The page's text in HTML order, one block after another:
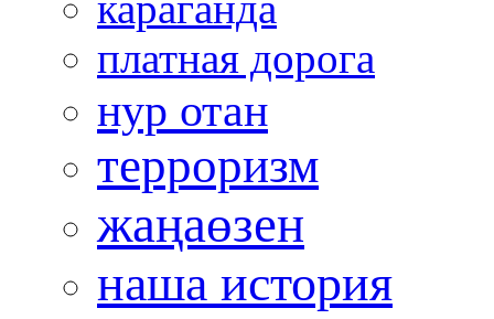
платная дорога
нур отан
терроризм
жаңаөзен
наша история